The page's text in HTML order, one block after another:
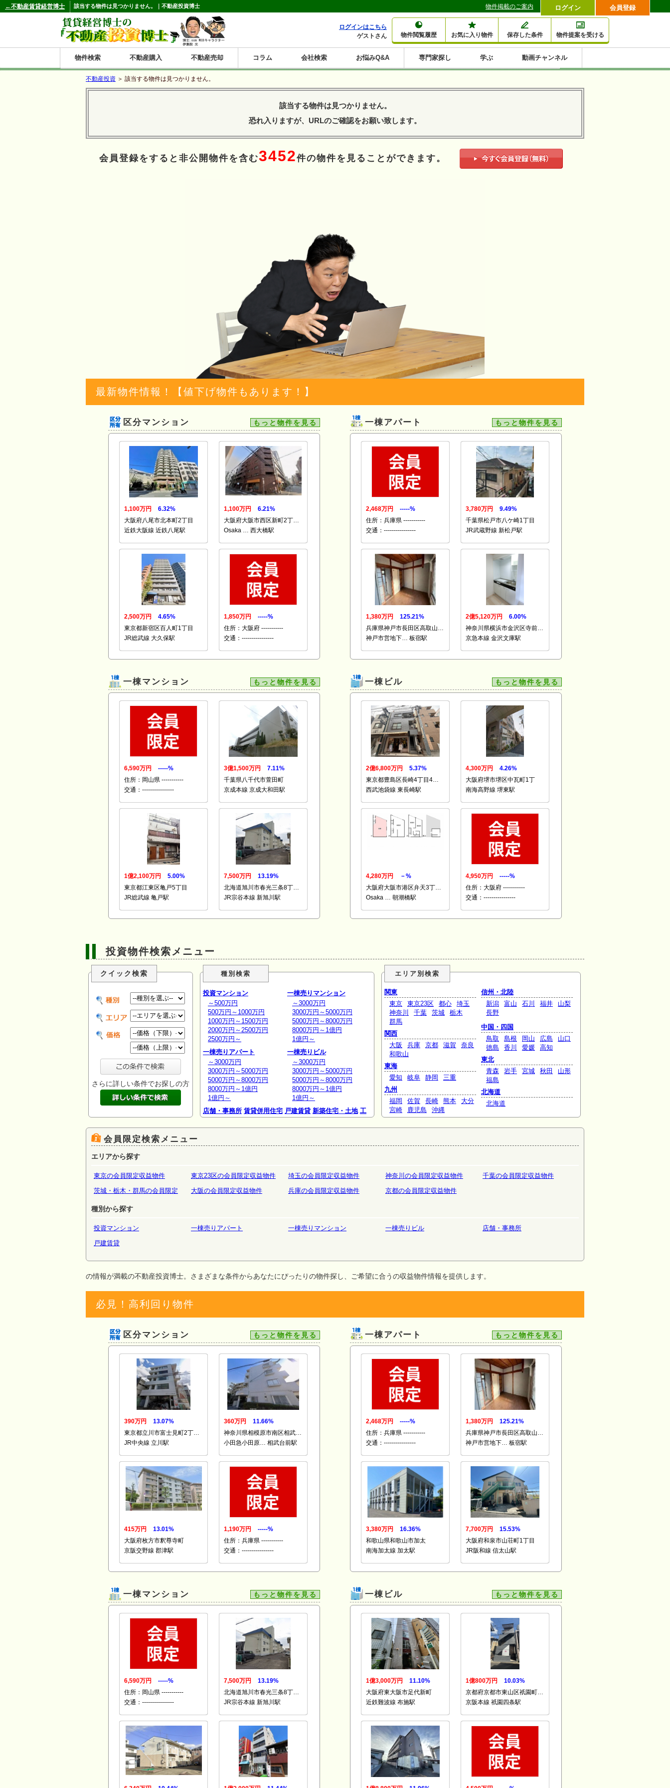
該当する物件は見つかりません。｜不動産投資博士
物件閲覧履歴 お気に入り物件 保存した条件 物件提案を受ける
ログインはこちら
ゲストさん
物件検索
投資マンション
一棟売りアパート
一棟売りマンション
一棟売りビル
店舗・事務所
賃貸併用住宅
戸建賃貸
土地
新築住宅
工場・倉庫
ホテルペンション 利回り7%以上
利回り8%以上
利回り9%以上
利回り10%以上
利回り11%以上
利回り12%以上
利回り13%以上
利回り14%以上
利回り15%以上
利回り16%以上
不動産購入 不動産売却 コラム 会社検索 お悩みQ&A 専門家探し 学ぶ 動画チャンネル
ログイン 会員登録
物件掲載のご案内
←不動産賃貸経営博士
不動産投資 ＞ 該当する物件は見つかりません。
該当する物件は見つかりません。
恐れ入りますが、URLのご確認をお願い致します。
会員登録をすると非公開物件を含む3452件の物件を見ることができます。
最新物件情報！【値下げ物件もあります！】
区分マンション もっと物件を見る
1,100万円
6.32%
大阪府八尾市北本町2丁目
近鉄大阪線 近鉄八尾駅
1,100万円
6.21%
大阪府大阪市西区新町2丁…
Osaka … 西大橋駅
2,500万円
4.65%
東京都新宿区百人町1丁目
JR総武線 大久保駅
1,850万円
-----%
住所：大阪府 -----------
交通：----------------
一棟アパート もっと物件を見る
2,468万円
-----%
住所：兵庫県 -----------
交通：----------------
3,780万円
9.49%
千葉県松戸市八ケ崎1丁目
JR武蔵野線 新松戸駅
1,380万円
125.21%
兵庫県神戸市長田区高取山…
神戸市営地下… 板宿駅
2億5,120万円
6.00%
神奈川県横浜市金沢区寺前…
京急本線 金沢文庫駅
一棟マンション もっと物件を見る
6,590万円
-----%
住所：岡山県 -----------
交通：----------------
3億1,500万円
7.11%
千葉県八千代市萱田町
京成本線 京成大和田駅
1億2,100万円
5.00%
東京都江東区亀戸5丁目
JR総武線 亀戸駅
7,500万円
13.19%
北海道旭川市春光三条8丁…
JR宗谷本線 新旭川駅
一棟ビル もっと物件を見る
2億6,800万円
5.37%
東京都豊島区長崎4丁目4…
西武池袋線 東長崎駅
4,300万円
4.26%
大阪府堺市堺区中瓦町1丁
南海高野線 堺東駅
4,280万円
－%
大阪府大阪市港区弁天3丁…
Osaka … 朝潮橋駅
4,950万円
-----%
住所：大阪府 -----------
交通：----------------
投資物件検索メニュー
クイック検索
さらに詳しい条件でお探しの方
種別検索
投資マンション
～500万円
500万円～1000万円
1000万円～1500万円
2000万円～2500万円
2500万円～
一棟売りアパート
～3000万円
3000万円～5000万円
5000万円～8000万円
8000万円～1億円
1億円～
一棟売りマンション
～3000万円
3000万円～5000万円
5000万円～8000万円
8000万円～1億円
1億円～
一棟売りビル
～3000万円
3000万円～5000万円
5000万円～8000万円
8000万円～1億円
1億円～
店舗・事務所 賃貸併用住宅 戸建賃貸 新築住宅・土地 工
エリア別検索
関東
東京
東京23区 都心
埼玉
神奈川
千葉 茨城
栃木
群馬
関西
大阪
兵庫 京都 滋賀
奈良
和歌山
東海
愛知
岐阜 静岡
三重
九州
福岡
佐賀 長崎 熊本
大分
宮崎
鹿児島 沖縄
信州・北陸
新潟
富山 石川 福井
山梨
長野
中国・四国
鳥取
島根 岡山 広島
山口
徳島
香川 愛媛
高知
東北
青森
岩手 宮城 秋田
山形
福島
北海道
北海道
会員限定検索メニュー
エリアから探す
東京の会員限定収益物件 東京23区の会員限定収益物件 埼玉の会員限定収益物件 神奈川の会員限定収益物件
千葉の会員限定収益物件
茨城・栃木・群馬の会員限定
大阪の会員限定収益物件 兵庫の会員限定収益物件 京都の会員限定収益物件
種別から探す
投資マンション 一棟売りアパート 一棟売りマンション 一棟売りビル
店舗・事務所
戸建賃貸
の情報が満載の不動産投資博士。さまざまな条件からあなたにぴったりの物件探し、ご希望に合うの収益物件情報を提供します。
必見！高利回り物件
区分マンション もっと物件を見る
390万円
13.07%
東京都立川市富士見町2丁…
JR中央線 立川駅
360万円
11.66%
神奈川県相模原市南区相武…
小田急小田原… 相武台前駅
415万円
13.01%
大阪府枚方市釈尊寺町
京阪交野線 郡津駅
1,190万円
-----%
住所：兵庫県 -----------
交通：----------------
一棟アパート もっと物件を見る
2,468万円
-----%
住所：兵庫県 -----------
交通：----------------
1,380万円
125.21%
兵庫県神戸市長田区高取山…
神戸市営地下… 板宿駅
3,380万円
16.36%
和歌山県和歌山市加太
南海加太線 加太駅
7,700万円
15.53%
大阪府和泉市山荘町1丁目
JR阪和線 信太山駅
一棟マンション もっと物件を見る
6,590万円
-----%
住所：岡山県 -----------
交通：----------------
7,500万円
13.19%
北海道旭川市春光三条8丁…
JR宗谷本線 新旭川駅
一棟ビル もっと物件を見る
1億3,000万円
11.10%
大阪府東大阪市足代新町
近鉄難波線 布施駅
1億800万円
10.03%
京都府京都市東山区祇園町…
京阪本線 祇園四条駅